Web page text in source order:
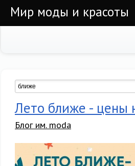
Мир моды и красоты
Лето ближе - цены
Блог им. moda